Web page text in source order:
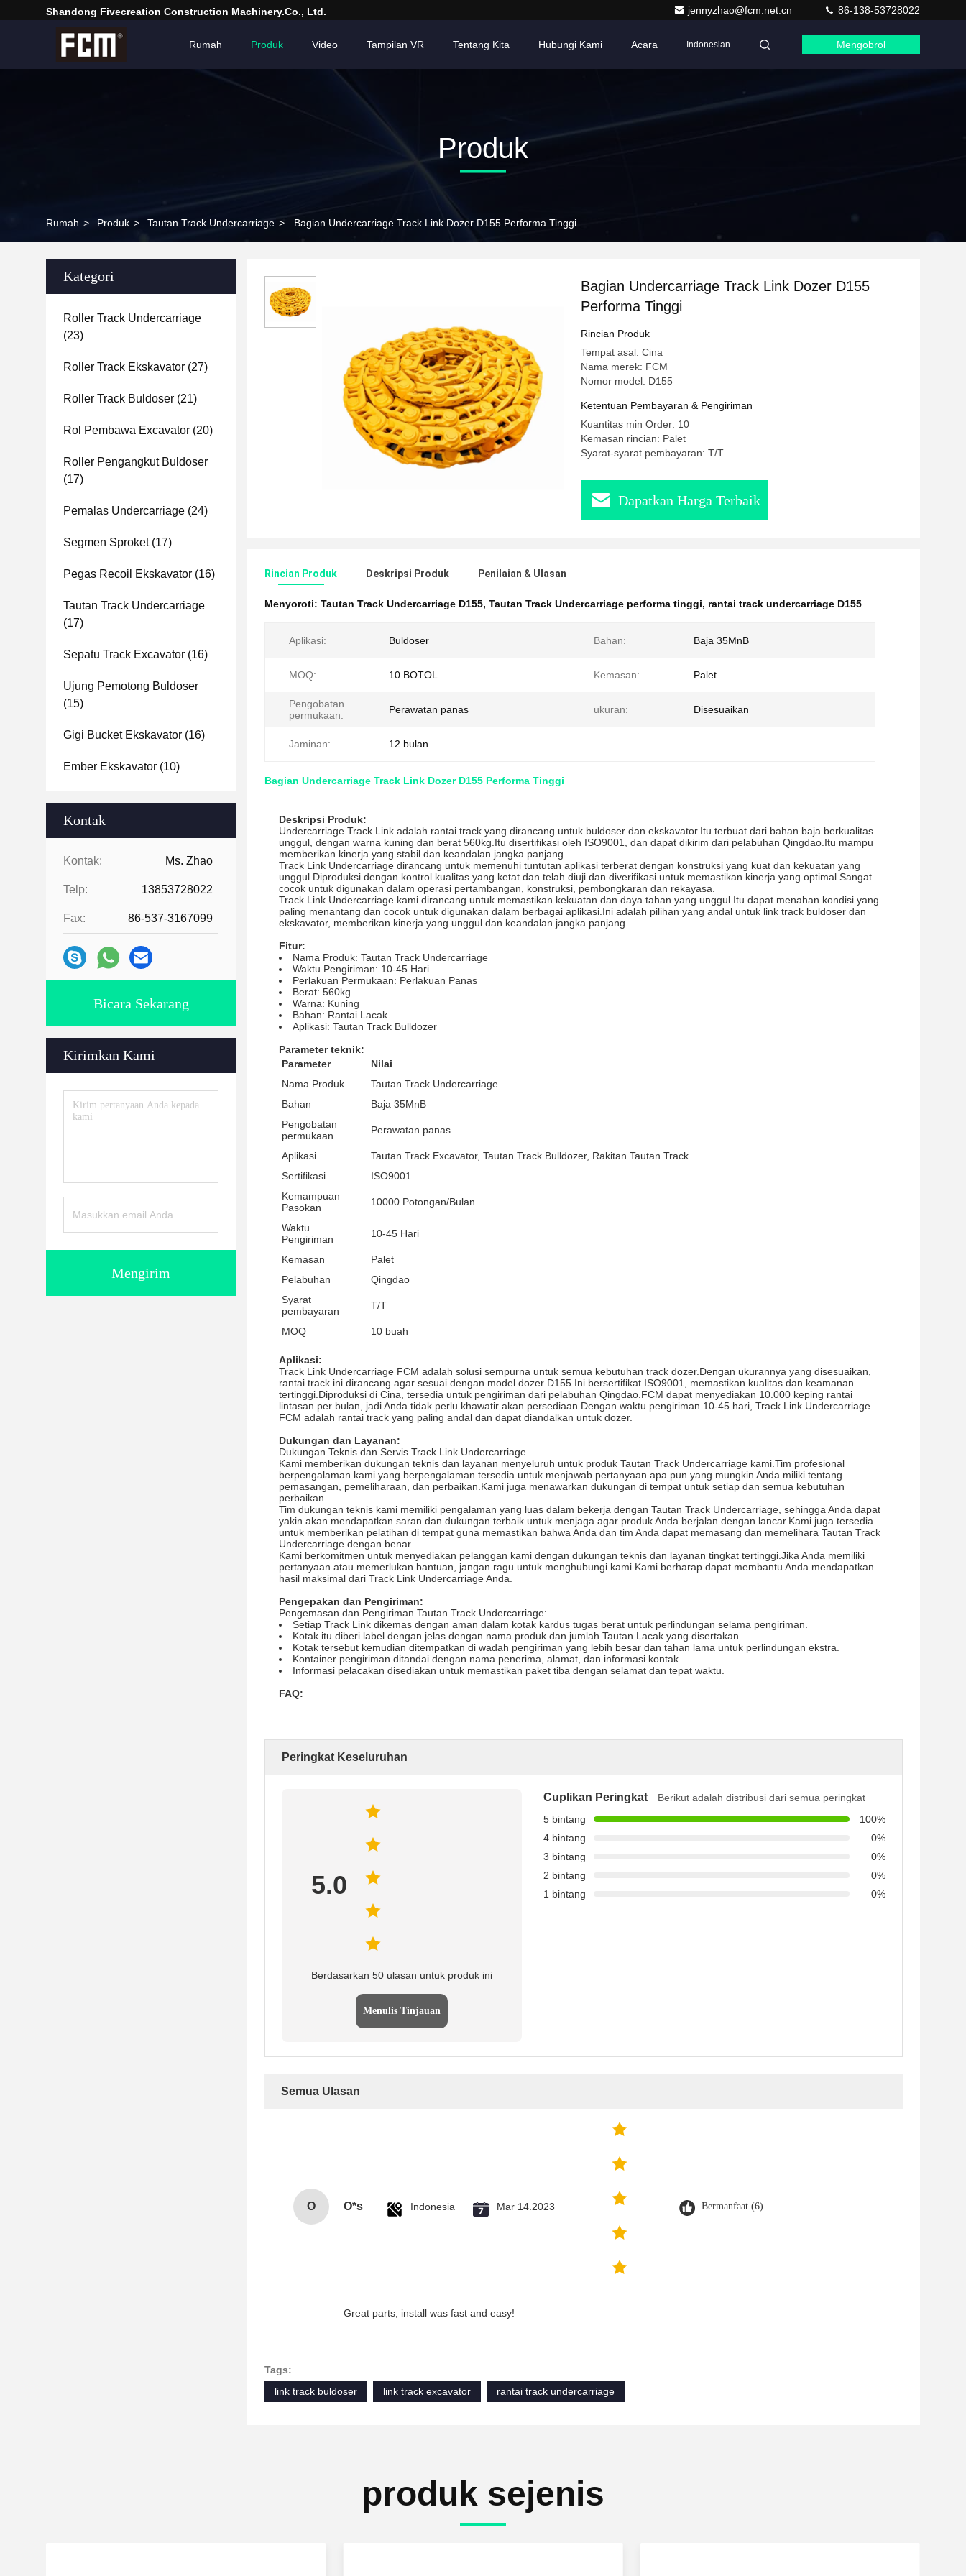
Shandong Fivecreation Construction Machinery.Co., Ltd. jennyzhao@fcm.net.cn 86-138-53728022
Rumah Produk Video Tampilan VR Tentang Kita Hubungi Kami Acara Indonesian Mengobrol
Produk
Rumah > Produk > Tautan Track Undercarriage > Bagian Undercarriage Track Link Dozer D155 Performa Tinggi
Kategori
Roller Track Undercarriage
(23)
Roller Track Ekskavator (27)
Roller Track Buldoser (21)
Rol Pembawa Excavator (20)
Roller Pengangkut Buldoser
(17)
Pemalas Undercarriage (24)
Segmen Sproket(17)
Pegas Recoil Ekskavator (16)
Tautan Track Undercarriage
(17)
Sepatu Track Excavator (16)
Ujung Pemotong Buldoser
(15)
Gigi Bucket Ekskavator (16)
Ember Ekskavator (10)
Kontak
Kontak: Ms. Zhao
Telp: 13853728022
Fax: 86-537-3167099
Bicara Sekarang
Kirimkan Kami
Mengirim
Bagian Undercarriage Track Link Dozer D155
Performa Tinggi
Rincian Produk
Tempat asal: Cina
Nama merek: FCM
Nomor model: D155
Ketentuan Pembayaran & Pengiriman
Kuantitas min Order: 10
Kemasan rincian: Palet
Syarat-syarat pembayaran: T/T
Dapatkan Harga Terbaik
Rincian Produk Deskripsi Produk Penilaian & Ulasan
Menyoroti: Tautan Track Undercarriage D155, Tautan Track Undercarriage performa tinggi, rantai track undercarriage D155
Aplikasi: Buldoser Bahan: Baja 35MnB
MOQ: 10 BOTOL Kemasan: Palet
Pengobatan
permukaan:
Perawatan panas ukuran: Disesuaikan
Jaminan: 12 bulan
Bagian Undercarriage Track Link Dozer D155 Performa Tinggi
Deskripsi Produk:
Undercarriage Track Link adalah rantai track yang dirancang untuk buldoser dan ekskavator.Itu terbuat dari bahan baja berkualitas
unggul, dengan warna kuning dan berat 560kg.Itu disertifikasi oleh ISO9001, dan dapat dikirim dari pelabuhan Qingdao.Itu mampu
memberikan kinerja yang stabil dan keandalan jangka panjang.
Track Link Undercarriage dirancang untuk memenuhi tuntutan aplikasi terberat dengan konstruksi yang kuat dan kekuatan yang
unggul.Diproduksi dengan kontrol kualitas yang ketat dan telah diuji dan diverifikasi untuk memastikan kinerja yang optimal.Sangat
cocok untuk digunakan dalam operasi pertambangan, konstruksi, pembongkaran dan rekayasa.
Track Link Undercarriage kami dirancang untuk memastikan kekuatan dan daya tahan yang unggul.Itu dapat menahan kondisi yang
paling menantang dan cocok untuk digunakan dalam berbagai aplikasi.Ini adalah pilihan yang andal untuk link track buldoser dan
ekskavator, memberikan kinerja yang unggul dan keandalan jangka panjang.
Fitur:
Nama Produk: Tautan Track Undercarriage
Waktu Pengiriman: 10-45 Hari
Perlakuan Permukaan: Perlakuan Panas
Berat: 560kg
Warna: Kuning
Bahan: Rantai Lacak
Aplikasi: Tautan Track Bulldozer
Parameter teknik:
Parameter
Nilai
Nama Produk
Tautan Track Undercarriage
Bahan
Baja 35MnB
Pengobatan
permukaan
Perawatan panas
Aplikasi
Tautan Track Excavator, Tautan Track Bulldozer, Rakitan Tautan Track
Sertifikasi
ISO9001
Kemampuan
Pasokan
10000 Potongan/Bulan
Waktu
Pengiriman
10-45 Hari
Kemasan
Palet
Pelabuhan
Qingdao
Syarat
pembayaran
T/T
MOQ 10 buah
Aplikasi:
Track Link Undercarriage FCM adalah solusi sempurna untuk semua kebutuhan track dozer.Dengan ukurannya yang disesuaikan,
rantai track ini dirancang agar sesuai dengan model dozer D155.Ini bersertifikat ISO9001, memastikan kualitas dan keamanan
tertinggi.Diproduksi di Cina, tersedia untuk pengiriman dari pelabuhan Qingdao.FCM dapat menyediakan 10.000 keping rantai
lintasan per bulan, jadi Anda tidak perlu khawatir akan persediaan.Dengan waktu pengiriman 10-45 hari, Track Link Undercarriage
FCM adalah rantai track yang paling andal dan dapat diandalkan untuk dozer.
Dukungan dan Layanan:
Dukungan Teknis dan Servis Track Link Undercarriage
Kami memberikan dukungan teknis dan layanan menyeluruh untuk produk Tautan Track Undercarriage kami.Tim profesional
berpengalaman kami yang berpengalaman tersedia untuk menjawab pertanyaan apa pun yang mungkin Anda miliki tentang
pemasangan, pemeliharaan, dan perbaikan.Kami juga menawarkan dukungan di tempat untuk setiap dan semua kebutuhan
perbaikan.
Tim dukungan teknis kami memiliki pengalaman yang luas dalam bekerja dengan Tautan Track Undercarriage, sehingga Anda dapat
yakin akan mendapatkan saran dan dukungan terbaik untuk menjaga agar produk Anda berjalan dengan lancar.Kami juga tersedia
untuk memberikan pelatihan di tempat guna memastikan bahwa Anda dan tim Anda dapat memasang dan memelihara Tautan Track
Undercarriage dengan benar.
Kami berkomitmen untuk menyediakan pelanggan kami dengan dukungan teknis dan layanan tingkat tertinggi.Jika Anda memiliki
pertanyaan atau memerlukan bantuan, jangan ragu untuk menghubungi kami.Kami berharap dapat membantu Anda mendapatkan
hasil maksimal dari Track Link Undercarriage Anda.
Pengepakan dan Pengiriman:
Pengemasan dan Pengiriman Tautan Track Undercarriage:
Setiap Track Link dikemas dengan aman dalam kotak kardus tugas berat untuk perlindungan selama pengiriman.
Kotak itu diberi label dengan jelas dengan nama produk dan jumlah Tautan Lacak yang disertakan.
Kotak tersebut kemudian ditempatkan di wadah pengiriman yang lebih besar dan tahan lama untuk perlindungan ekstra.
Kontainer pengiriman ditandai dengan nama penerima, alamat, dan informasi kontak.
Informasi pelacakan disediakan untuk memastikan paket tiba dengan selamat dan tepat waktu.
FAQ:
Peringkat Keseluruhan
5.0
Berdasarkan 50 ulasan untuk produk ini
Menulis Tinjauan
Cuplikan Peringkat
Berikut adalah distribusi dari semua peringkat
5 bintang
100%
4 bintang
0%
3 bintang
0%
2 bintang
0%
1 bintang
0%
Semua Ulasan
O O*s Indonesia Mar 14.2023 Bermanfaat (6)
Great parts, install was fast and easy!
Tags:
link track buldoser
link track excavator rantai track undercarriage
produk sejenis